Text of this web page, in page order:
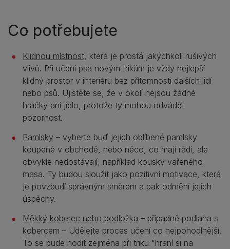
Co potřebujete
Klidnou místnost, která je prostá jakýchkoli rušivých
vlivů. Při učení psa novým trikům je vždy nejlepší
klidný prostor v interiéru bez přítomnosti dalších lidí
nebo psů. Ujistěte se, že v okolí nejsou žádné
hračky ani jídlo, protože ty mohou odvádět
pozornost.
Pamlsky – vyberte buď jejich oblíbené pamlsky
koupené v obchodě, nebo něco, co mají rádi, ale
obvykle nedostávají, například kousky vařeného
masa. Ty budou sloužit jako pozitivní motivace, která
je povzbudí správným směrem a pak odmění jejich
úspěchy.
Měkký koberec nebo podložka – případně podlaha s
kobercem – Udělejte proces učení co nejpohodlnější.
To se bude hodit zejména při triku "hraní si na